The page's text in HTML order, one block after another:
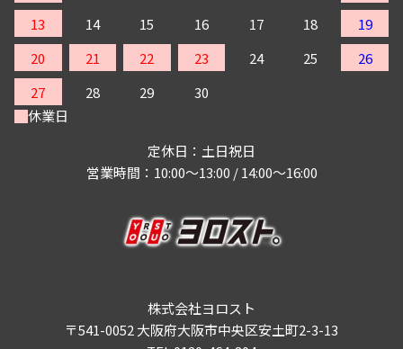
13
14 15 16 17 18
19
20
21 22 23 24 25
26
27
28 29
30
休業日
定休日：土日祝日
営業時間：10:00～13:00 / 14:00～16:00
株式会社ヨロスト
〒541-0052 大阪府大阪市中央区安土町2-3-13